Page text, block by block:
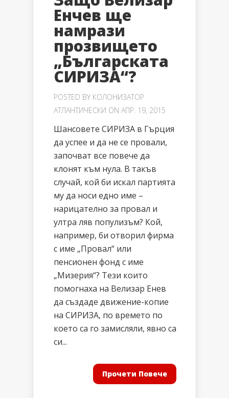
Енчев ще
намрази
прозвището
„Българската
СИРИЗА“?
POSTED BY КОЛОНИЗАТОР
АТЛАНТИЧЕСКИ ON АПР. 19, 2015
Шансовете СИРИЗА в Гърция
да успее и да не се провали,
започват все повече да
клонят към нула. В такъв
случай, кой би искал партията
му да носи едно име –
нарицателно за провал и
ултра ляв популизъм? Кой,
например, би отворил фирма
с име „Провал“ или
пенсионен фонд с име
„Мизерия“? Тези които
помогнаха на Велизар Енев
да създаде движение-копие
на СИРИЗА, по времето по
което са го замисляли, явно са
си...
Прочети Повече